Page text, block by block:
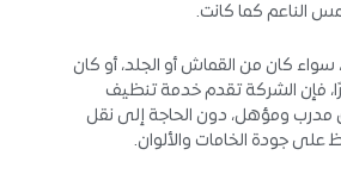
الناعم كما كانت.
سواء كان من القماش أو الجلد، أو كان
فإن الشركة تقدم خدمة تنظيف
مدرب ومؤهل، دون الحاجة إلى نقل
على جودة الخامات والألوان.